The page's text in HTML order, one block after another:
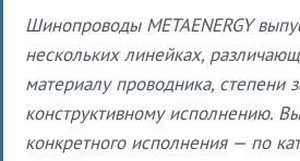
Шинопроводы METAENERGY
нескольких линейках,
материалу проводника, степени
конструктивному исполнению.
конкретного исполнения — по